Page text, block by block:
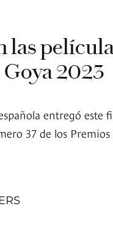
las
2023
entregó este
37 de los Premios